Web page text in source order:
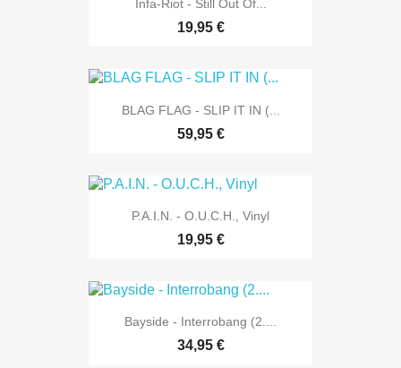
Infa-Riot - Still Out Of...
19,95 €
BLAG FLAG - SLIP IT IN (...
59,95 €
P.A.I.N. - O.U.C.H., Vinyl
19,95 €
Bayside - Interrobang (2....
34,95 €